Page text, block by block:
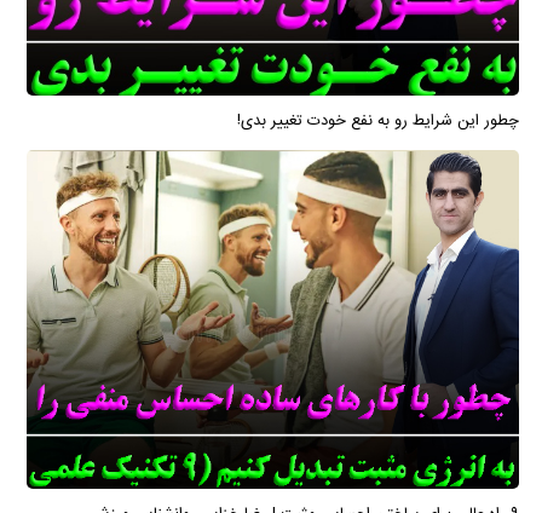
چطور این شرایط رو به نفع خودت تغییر بدی!